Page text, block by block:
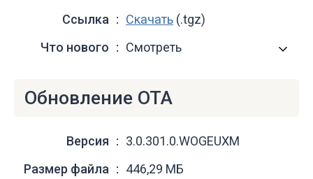
Ссылка
Скачать (.tgz)
Что нового
Смотреть
Обновление OTA
Версия
3.0.301.0.WOGEUXM
Размер файла
446,29 МБ